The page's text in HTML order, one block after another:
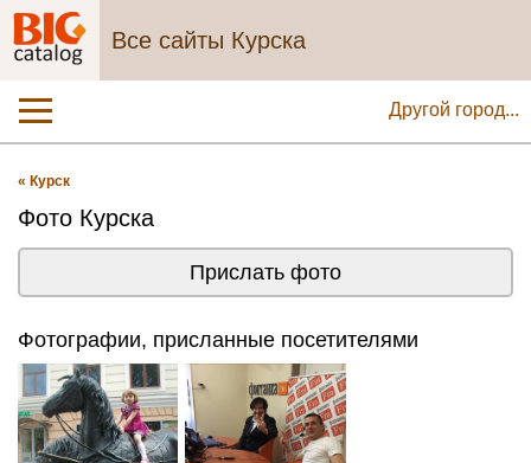
Все сайты Курска
Другой город...
« Курск
Фото Курска
Прислать фото
Фотографии, присланные посетителями